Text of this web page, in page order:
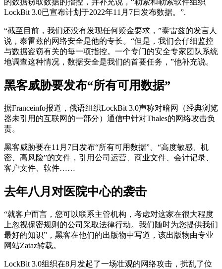
的数据窃取数据的指控，并补充说，“勒索和勒索软件组织
LockBit 3.0已宣布计划于2022年11月7日发布数据。”.
“截至目前，我们还没有发现任何赎金要求，”泰雷兹的发言人
说，泰雷兹的网络安全是他的专长。“但是，我们会仔细监控
与数据盗窃有关的每一项指控。一个专门的安全专家团队系统
地调查这种情况，数据安全是我们的首要任务，”他补充说。
黑客威胁要发布“所有可用数据”
据Franceinfo报道，俄语组织LockBit 3.0声称对暗网（经典浏览
器未引用的互联网的一部分）通信中针对Thales的网络攻击负
责。
黑客威胁要在11月7日发布“所有可用数据”、“高度敏感、机
密、高风险”的文件，引用公司运营、商业文件、会计记录、
客户文件、软件……
去年八月对医院中心的袭击
“就客户而言，您可以联系主管机构，考虑对这家在很大程度
上忽视保密规则的公司采取法律行动。我们随时为您提供我们
最好的知识”，黑客在他们的出版物中写道，该出版物由专业
网站Zataz转载。
LockBit 3.0组织在8月发起了一场壮观的网络攻击，扰乱了位